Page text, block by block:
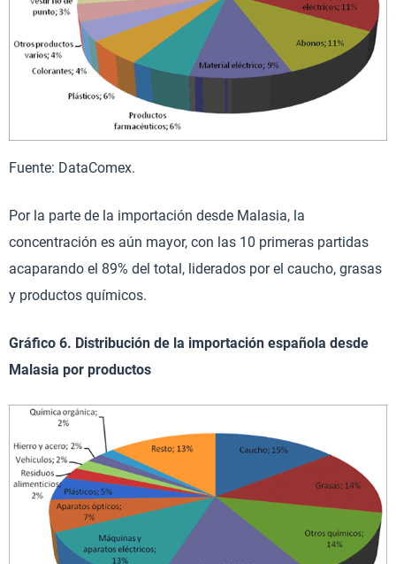
Fuente: DataComex.
Por la parte de la importación desde Malasia, la
concentración es aún mayor, con las 10 primeras partidas
acaparando el 89% del total, liderados por el caucho, grasas
y productos químicos.
Gráfico 6. Distribución de la importación española desde
Malasia por productos